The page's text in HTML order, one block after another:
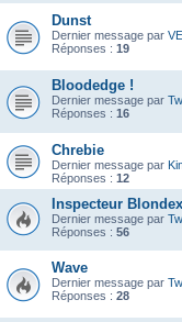
Dunst
Dernier message par
Réponses : 19
Bloodedge !
Dernier message par
Réponses : 16
Chrebie
Dernier message par
Réponses : 12
Inspecteur Blondex
Dernier message par
Réponses : 56
Wave
Dernier message par
Réponses : 28